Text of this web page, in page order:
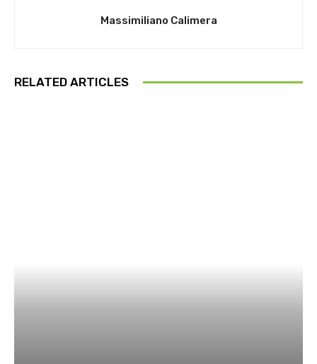
Massimiliano Calimera
RELATED ARTICLES